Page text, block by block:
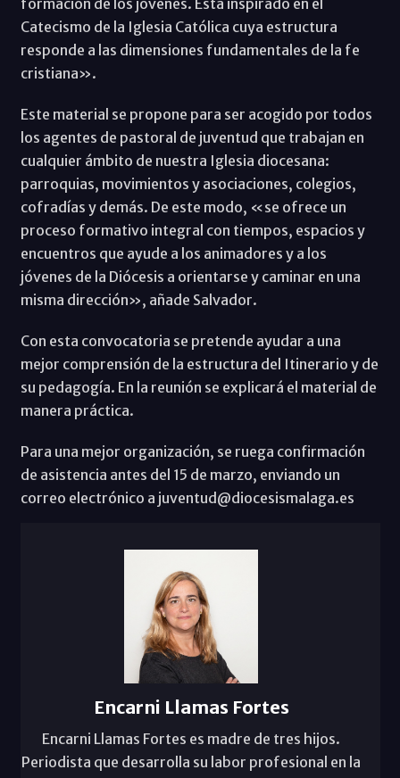
Catecismo de la Iglesia Católica cuya estructura
responde a las dimensiones fundamentales de la fe
cristiana».
Este material se propone para ser acogido por todos
los agentes de pastoral de juventud que trabajan en
cualquier ámbito de nuestra Iglesia diocesana:
parroquias, movimientos y asociaciones, colegios,
cofradías y demás. De este modo, «se ofrece un
proceso formativo integral con tiempos, espacios y
encuentros que ayude a los animadores y a los
jóvenes de la Diócesis a orientarse y caminar en una
misma dirección», añade Salvador.
Con esta convocatoria se pretende ayudar a una
mejor comprensión de la estructura del Itinerario y de
su pedagogía. En la reunión se explicará el material de
manera práctica.
Para una mejor organización, se ruega confirmación
de asistencia antes del 15 de marzo, enviando un
correo electrónico a juventud@diocesismalaga.es
Encarni Llamas Fortes
Encarni Llamas Fortes es madre de tres hijos.
Periodista que desarrolla su labor profesional en la